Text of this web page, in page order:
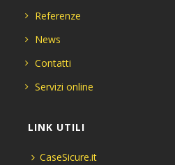
Referenze
News
Contatti
Servizi online
LINK UTILI
CaseSicure.it